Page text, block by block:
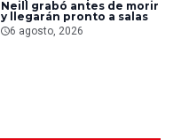
Neill grabó antes de morir
y llegarán pronto a salas
6 agosto, 2026